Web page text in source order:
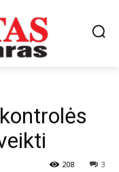
3
208